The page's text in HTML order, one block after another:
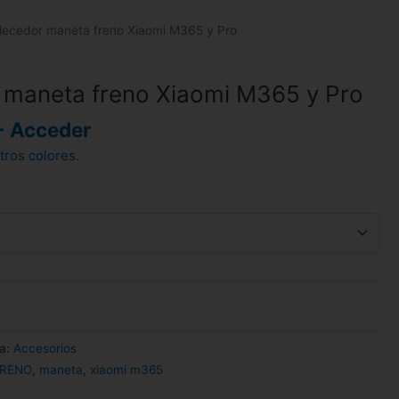
maneta freno Xiaomi M365 y Pro
freno Xiaomi M365 y Pro
Acceder
colores
Accesorios
maneta xiaomi m365